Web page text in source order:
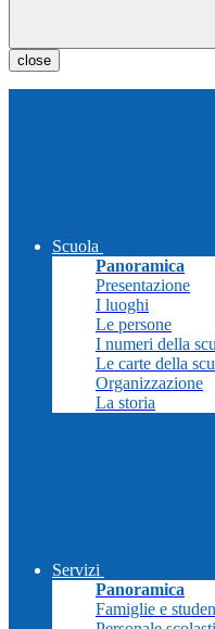
close
Scuola
Panoramica
Presentazione
I luoghi
Le persone
I numeri della
Le carte della
Organizzazione
La storia
Servizi
Panoramica
Famiglie e